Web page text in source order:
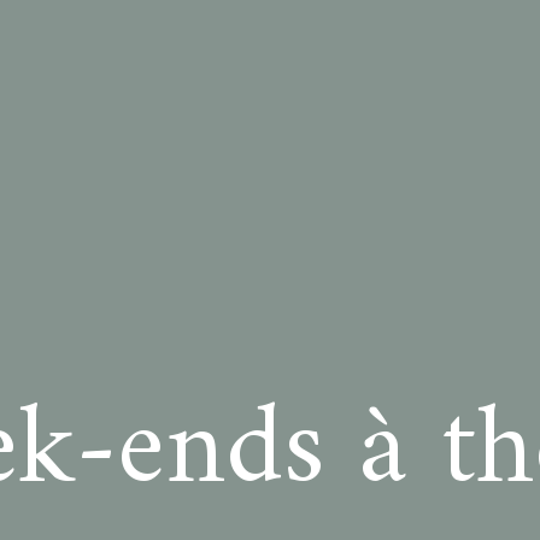
ends à